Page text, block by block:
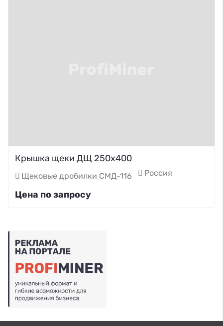
Крышка щеки ДЩ 250х400
Щековые дробилки СМД-116 Россия
Цена по запросу